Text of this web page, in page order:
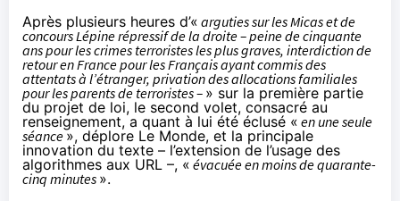
Après plusieurs heures d’« arguties sur les Micas et de
concours Lépine répressif de la droite – peine de cinquante
ans pour les crimes terroristes les plus graves, interdiction de
retour en France pour les Français ayant commis des
attentats à l’étranger, privation des allocations familiales
pour les parents de terroristes – » sur la première partie
du projet de loi, le second volet, consacré au
renseignement, a quant à lui été éclusé « en une seule
séance», déplore Le Monde, et la principale
innovation du texte – l’extension de l’usage des
algorithmes aux URL –, « évacuée en moins de quarante-
cinq minutes ».